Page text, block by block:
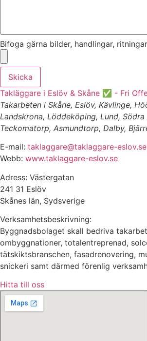
Bifoga gärna bilder, handlingar,
Skicka
Takläggare i Eslöv & Skåne ✅ - Fri
Takarbeten i Skåne, Eslöv, Kävlinge,
Landskrona, Löddeköping, Lund, Södra
Teckomatorp, Asmundtorp, Dalby,
E-mail: taklaggare@taklaggare-eslov.se
Webb: www.taklaggare-eslov.se
Adress: Västergatan
241 31 Eslöv
Skånes län, Sydsverige
Verksamhetsbeskrivning:
Byggnadsbolaget skall bedriva
ombyggnationer, totalentreprenad,
tätskiktsbranschen, fasadrenovering,
snickeri samt därmed förenlig
Hitta till oss